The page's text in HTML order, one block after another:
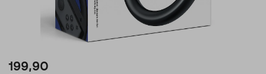
199,90